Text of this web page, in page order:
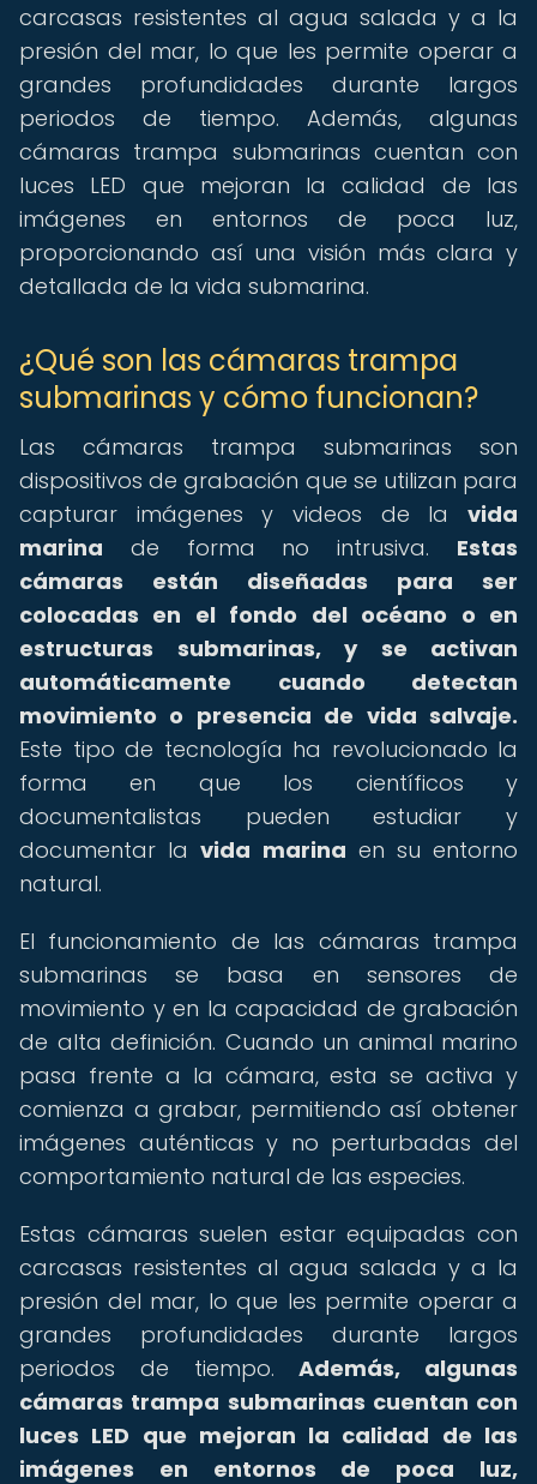
carcasas resistentes al agua salada y a la
presión del mar, lo que les permite operar a
grandes profundidades durante largos
periodos de tiempo. Además, algunas
cámaras trampa submarinas cuentan con
luces LED que mejoran la calidad de las
imágenes en entornos de poca luz,
proporcionando así una visión más clara y
detallada de la vida submarina.
¿Qué son las cámaras trampa
submarinas y cómo funcionan?
Las cámaras trampa submarinas son
dispositivos de grabación que se utilizan para
capturar imágenes y videos de la vida
marina de forma no intrusiva. Estas
cámaras están diseñadas para ser
colocadas en el fondo del océano o en
estructuras submarinas, y se activan
automáticamente cuando detectan
movimiento o presencia de vida salvaje.
Este tipo de tecnología ha revolucionado la
forma en que los científicos y
documentalistas pueden estudiar y
documentar lavida marina en su entorno
natural.
El funcionamiento de las cámaras trampa
submarinas se basa en sensores de
movimiento y en la capacidad de grabación
de alta definición. Cuando un animal marino
pasa frente a la cámara, esta se activa y
comienza a grabar, permitiendo así obtener
imágenes auténticas y no perturbadas del
comportamiento natural de las especies.
Estas cámaras suelen estar equipadas con
carcasas resistentes al agua salada y a la
presión del mar, lo que les permite operar a
grandes profundidades durante largos
periodos de tiempo.Además, algunas
cámaras trampa submarinas cuentan con
luces LED que mejoran la calidad de las
imágenes en entornos de poca luz,